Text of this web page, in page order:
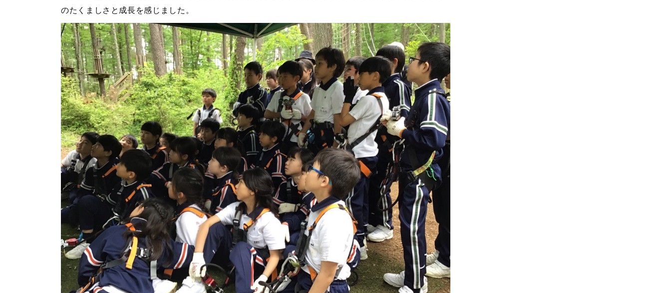
のたくましさと成長を感じました。